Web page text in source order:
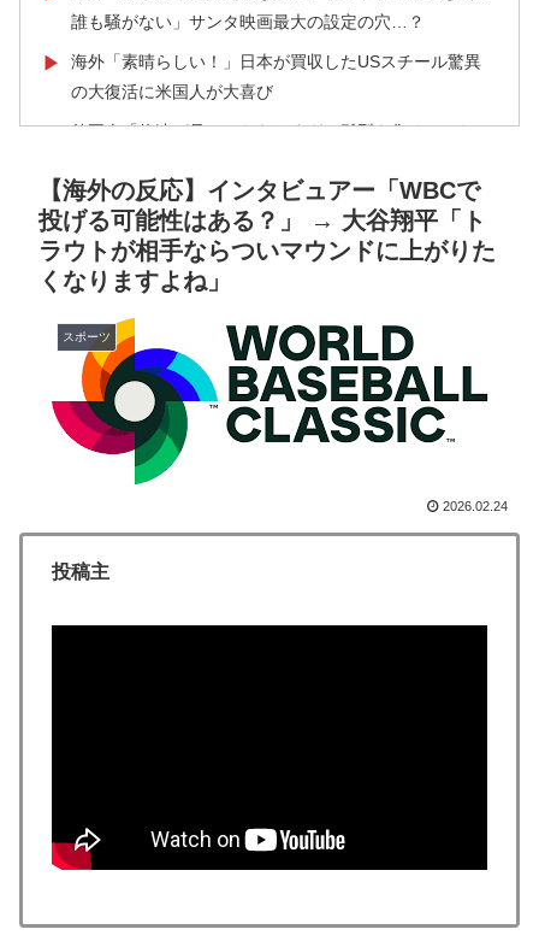
誰も騒がない」サンタ映画最大の設定の穴…？
▶
海外「素晴らしい！」日本が買収したUSスチール驚異
の大復活に米国人が大喜び
▶ 外国人「俺達が見かけたヤバすぎる髪型を集めてみたｗ
▶ フランス人「欲張りすぎだ」中村敬斗、ランス残留の可
能性を会長が示唆！移籍金が交渉の壁に..現地サポの本
音がこれ！【海外の反応】
支持を表明「隠す気もないんだなｗ」
大地震が起きても手術をやり遂げる日本の医療チーム、
海外でも凄すぎると絶賛
新聞さん、壮大な縦読みを仕込んでしまうwww
外国人「日本の未来は安泰だ」16歳MF三井寺眞、衝撃
ゴール！久保建英超え歴代2位の記録！3得点に絡む活躍
▶
韓国が独自開発したと自慢する甘いトマト、実はそこら
▶
【海外の反応】アルゼンチン協会、FIFA会長に断固たる
▶ スカトロ野郎「今日仕事が終わったらやっとうんこが食
【海外の反応】インタビュアー「WBCで
投げる可能性はある？」 → 大谷翔平「ト
ラウトが相手ならついマウンドに上がりた
くなりますよね」
スポーツ
2026.02.24
投稿主